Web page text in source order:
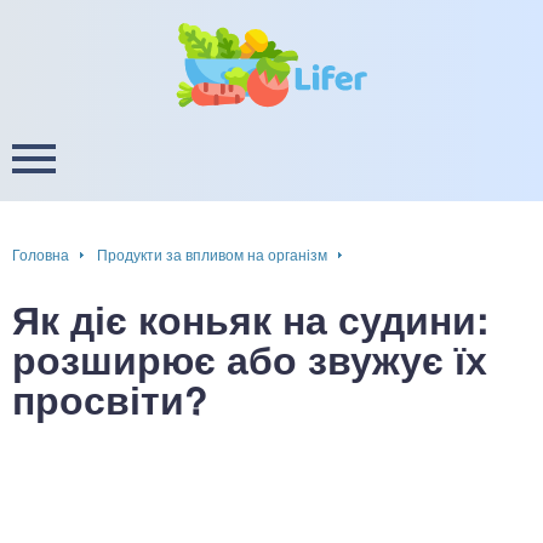
Головна Продукти за впливом на організм
Як діє коньяк на судини:
розширює або звужує їх
просвіти?
/ звуження судин
енергії, уваги